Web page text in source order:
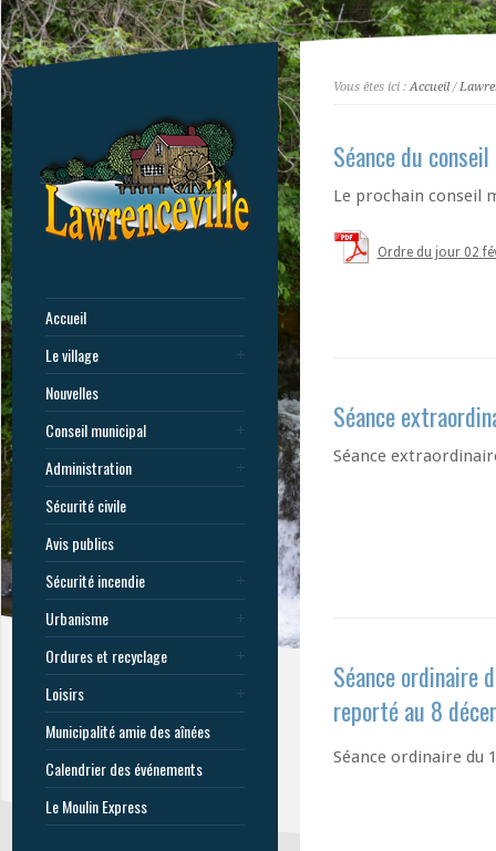
Accueil
Le village
Nouvelles
Conseil municipal
Administration
Sécurité civile
Avis publics
Sécurité incendie
Urbanisme
Ordures et recyclage
Loisirs
Municipalité amie des aînées
Calendrier des événements
Le Moulin Express
Vous êtes ici :Accueil/
Séance du
Le prochain conseil
Ordre du jour 02
Séance
Séance
Séance ordinaire
reporté au 8
Séance ordinaire du 1